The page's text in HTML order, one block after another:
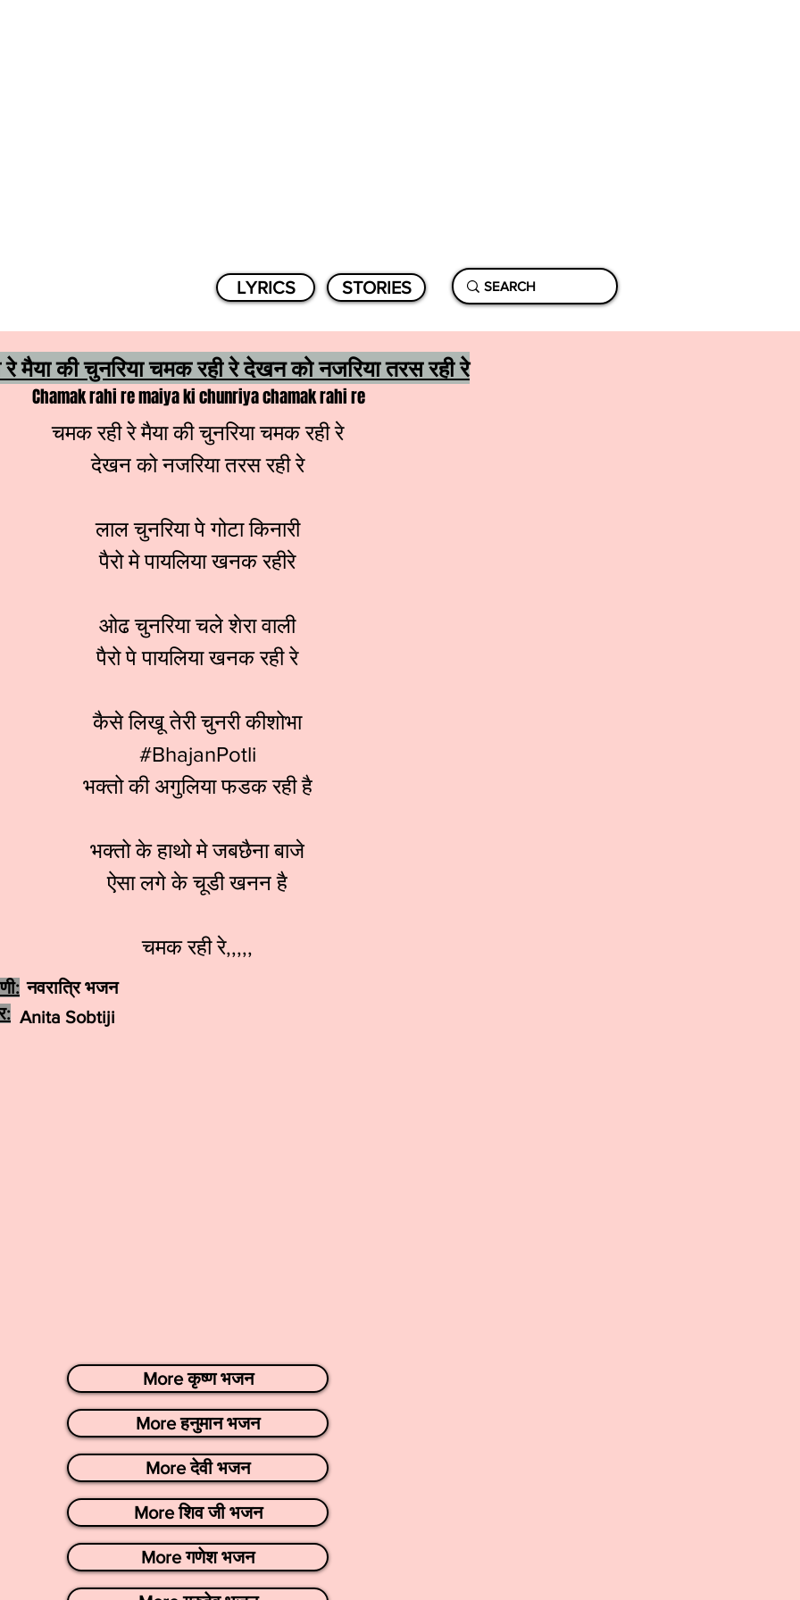
LYRICS STORIES
मैया की चुनरिया चमक रही रे देखन को नजरिया तरस रही रे
Chamak rahi re maiya ki chunriya chamak rahi re
चमक रही रे मैया की चुनरिया चमक रही रे
देखन को नजरिया तरस रही रे
लाल चुनरिया पे गोटा किनारी
पैरो मे पायलिया खनक रहीरे
ओढ चुनरिया चले शेरा वाली
पैरो पे पायलिया खनक रही रे
कैसे लिखू तेरी चुनरी कीशोभा
#BhajanPotli
भक्तो की अगुलिया फडक रही है
भक्तो के हाथो मे जबछैना बाजे
ऐसा लगे के चूडी खनन है
चमक रही रे,,,,,
नवरात्रि भजन
Anita Sobtiji
More कृष्ण भजन
More हनुमान भजन
More देवी भजन
More शिव जी भजन
More गणेश भजन